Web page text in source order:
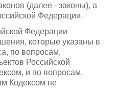
(далее - законы), а
Федерации.
Федерации
которые указаны в
по вопросам,
Российской
и по вопросам,
Кодексом не